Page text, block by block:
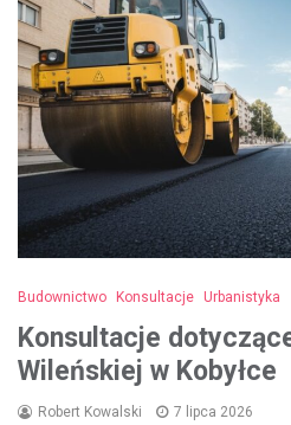
Budownictwo Konsultacje Urbanistyka
Konsultacje
Wileńskiej w Kobyłce
Robert Kowalski 7 lipca 2026